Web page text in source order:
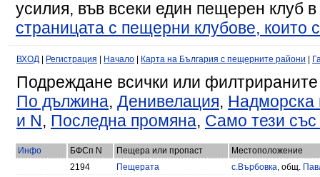
усилия, във всеки един пещерен клуб
страницата с пещерни клубове, които
ВХОД Регистрация Начало Карта на България с пещерните райони
Подреждане всички или
По дължина, Денивелация, Надморска
и N, Последна промяна, Само тези
Инфо БФСп N Пещера или пропаст
Местоположение
2194
Пещерата с.Върбовка, общ.